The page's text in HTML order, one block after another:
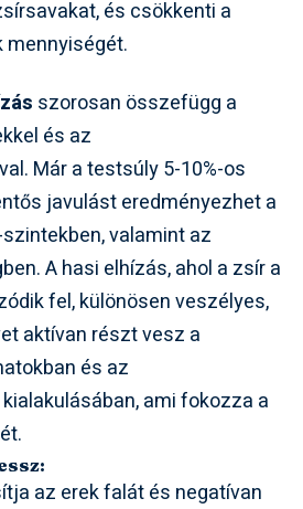
és csökkenti a
mennyiségét.
szorosan összefügg a
és az
Már a testsúly 5-10%-os
javulást eredményezhet a
valamint az
A hasi elhízás, ahol a zsír a
fel, különösen veszélyes,
aktívan részt vesz a
és az
ami fokozza a
az erek falát és negatívan